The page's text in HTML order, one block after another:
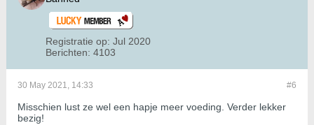
Registratie op: Jul 2020
Berichten: 4103
#6
30 May 2021, 14:33
Misschien lust ze wel een hapje meer voeding. Verder lekker
bezig!